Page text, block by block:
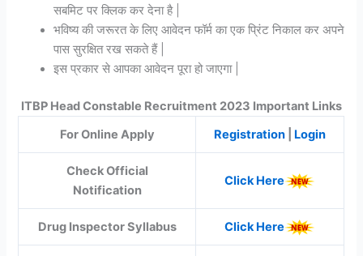
सबमिट पर क्लिक कर देना है |
भविष्य की जरूरत के लिए आवेदन फॉर्म का एक प्रिंट निकाल कर अपने
पास सुरक्षित रख सकते हैं |
इस प्रकार से आपका आवेदन पूरा हो जाएगा |
ITBP Head Constable Recruitment 2023 Important Links
For Online Apply
Registration Login
Check Official
Notification
Click Here
Drug Inspector Syllabus Click Here